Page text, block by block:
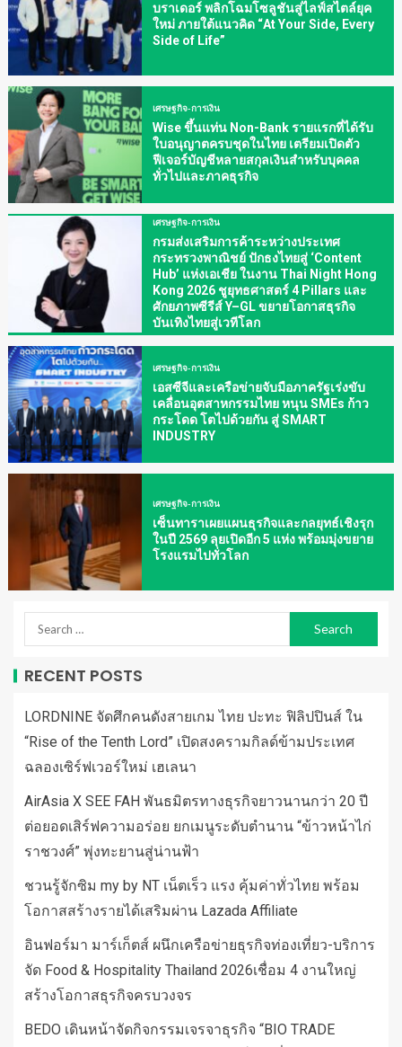
บราเดอร์ พลิกโฉมโซลูชันสู่ไลฟ์สไตล์ยุค
ใหม่ ภายใต้แนวคิด “At Your Side, Every
Side of Life”
เศรษฐกิจ-การเงิน
Wise ขึ้นแท่น Non-Bank รายแรกที่ได้รับ
ใบอนุญาตครบชุดในไทย เตรียมเปิดตัว
ฟีเจอร์บัญชีหลายสกุลเงินสำหรับบุคคล
ทั่วไปและภาคธุรกิจ
เศรษฐกิจ-การเงิน
กรมส่งเสริมการค้าระหว่างประเทศ
กระทรวงพาณิชย์ ปักธงไทยสู่ ‘Content
Hub’ แห่งเอเชีย ในงาน Thai Night Hong
Kong 2026 ชูยุทธศาสตร์ 4 Pillars และ
ศักยภาพซีรีส์ Y–GL ขยายโอกาสธุรกิจ
บันเทิงไทยสู่เวทีโลก
เศรษฐกิจ-การเงิน
เอสซีจีและเครือข่ายจับมือภาครัฐเร่งขับ
เคลื่อนอุตสาหกรรมไทย หนุน SMEs ก้าว
กระโดด โตไปด้วยกัน สู่ SMART
INDUSTRY
เศรษฐกิจ-การเงิน
เซ็นทาราเผยแผนธุรกิจและกลยุทธ์เชิงรุก
ในปี 2569 ลุยเปิดอีก 5 แห่ง พร้อมมุ่งขยาย
โรงแรมไปทั่วโลก
RECENT POSTS
LORDNINE จัดศึกคนดังสายเกม ไทย ปะทะ ฟิลิปปินส์ ใน
“Rise of the Tenth Lord” เปิดสงครามกิลด์ข้ามประเทศ
ฉลองเซิร์ฟเวอร์ใหม่ เฮเลนา
AirAsia X SEE FAH พันธมิตรทางธุรกิจยาวนานกว่า 20 ปี
ต่อยอดเสิร์ฟความอร่อย ยกเมนูระดับตำนาน “ข้าวหน้าไก่
ราชวงศ์” พุ่งทะยานสู่น่านฟ้า
ชวนรู้จักซิม my by NT เน็ตเร็ว แรง คุ้มค่าทั่วไทย พร้อม
โอกาสสร้างรายได้เสริมผ่าน Lazada Affiliate
อินฟอร์มา มาร์เก็ตส์ ผนึกเครือข่ายธุรกิจท่องเที่ยว-บริการ
จัด Food & Hospitality Thailand 2026เชื่อม 4 งานใหญ่
สร้างโอกาสธุรกิจครบวงจร
BEDO เดินหน้าจัดกิจกรรมเจรจาธุรกิจ “BIO TRADE